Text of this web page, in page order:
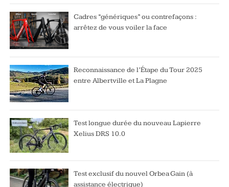
Cadres “génériques” ou contrefaçons :
arrêtez de vous voiler la face
Reconnaissance de l’Étape du Tour 2025
entre Albertville et La Plagne
Test longue durée du nouveau Lapierre
Xelius DRS 10.0
Test exclusif du nouvel Orbea Gain (à
assistance électrique)